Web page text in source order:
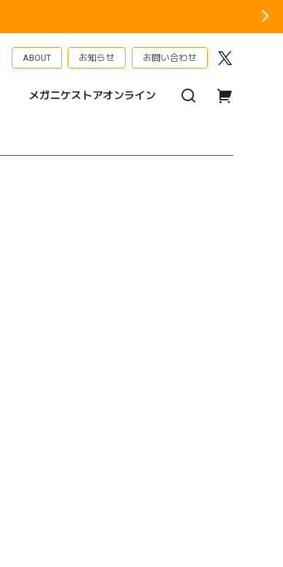
ABOUT お知らせ お問い合わせ
メガニケストアオンライン